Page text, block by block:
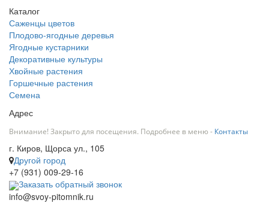
Каталог
Саженцы цветов
Плодово-ягодные деревья
Ягодные кустарники
Декоративные культуры
Хвойные растения
Горшечные растения
Семена
Адрес
Внимание! Закрыто для посещения. Подробнее в меню - Контакты
г. Киров, Щорса ул., 105
Другой город
+7 (931) 009-29-16
Заказать обратный звонок
info@svoy-pitomnik.ru